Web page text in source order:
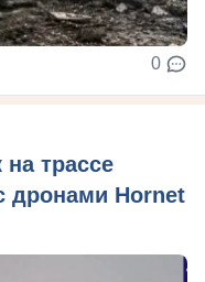
0
трассе
дронами Hornet